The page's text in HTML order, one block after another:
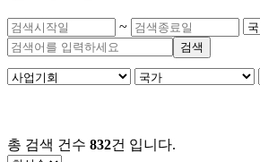
~
검색
총 검색 건수 832건 입니다.